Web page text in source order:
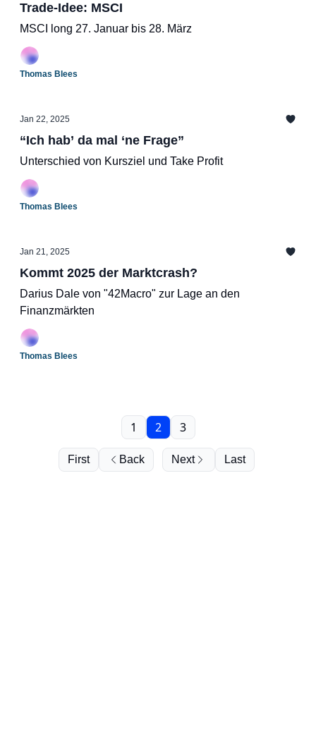
Trade-Idee: MSCI
MSCI long 27. Januar bis 28. März
Thomas Blees
Jan 22, 2025
“Ich hab’ da mal ‘ne Frage”
Unterschied von Kursziel und Take Profit
Thomas Blees
Jan 21, 2025
Kommt 2025 der Marktcrash?
Darius Dale von "42Macro" zur Lage an den
Finanzmärkten
Thomas Blees
First Back
1 2 3
Next Last